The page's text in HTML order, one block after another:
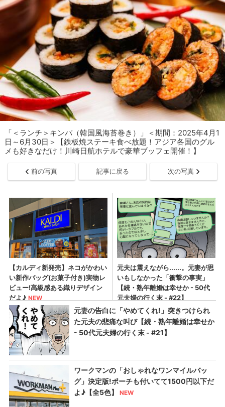
「＜ランチ＞キンパ（韓国風海苔巻き）」＜期間：2025年4月1
日～6月30日＞【鉄板焼ステーキ食べ放題！アジア各国のグル
メも好きなだけ！川崎日航ホテルで豪華ブッフェ開催！】
前の写真 記事に戻る 次の写真